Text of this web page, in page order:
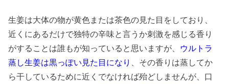
生姜は大体の物が黄色または茶色の見た目をしており、
近くにあるだけで独特の辛味と言うか刺激を感じる香り
がすることは誰もが知っていると思いますが、 ウルトラ
蒸し生姜は黒っぽい見た目になり
、その香りは蒸してか
ら干しているために近くでなければ殆どしませんが、口